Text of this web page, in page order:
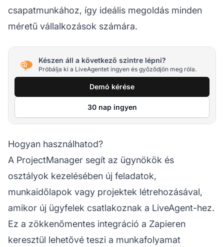
csapatmunkához, így ideális megoldás minden
méretű vállalkozások számára.
Készen áll a következő szintre lépni?
Próbálja ki a LiveAgentet ingyen és győződjön meg róla.
Demó kérése
30 nap ingyen
Hogyan használhatod?
A ProjectManager segít az ügynökök és
osztályok kezelésében új feladatok,
munkaidőlapok vagy projektek létrehozásával,
amikor új ügyfelek csatlakoznak a LiveAgent-hez.
Ez a zökkenőmentes integráció a Zapieren
keresztül lehetővé teszi a munkafolyamat